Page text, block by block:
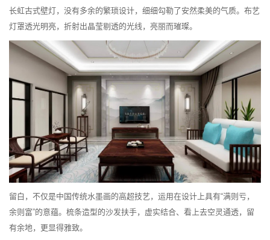
长虹古式壁灯，没有多余的繁琐设计，细细勾勒了安然柔美的气质。布艺
灯罩透光明亮，折射出晶莹剔透的光线，亮丽而璀璨。
留白，不仅是中国传统水墨画的高超技艺，运用在设计上具有“满则亏，
余则富”的意蕴。梳条造型的沙发扶手，虚实结合、看上去空灵通透，留
有余地，更显得雅致。